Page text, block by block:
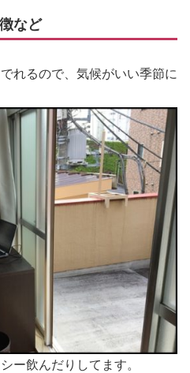
など
れるので、気候がいい季節に
ー飲んだりしてます。